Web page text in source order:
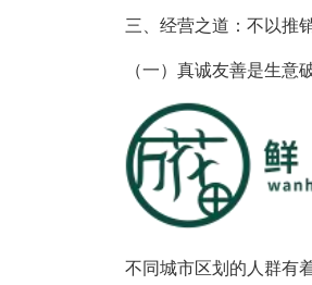
三、经营之道：不以推
（一）真诚友善是生意
不同城市区划的人群有